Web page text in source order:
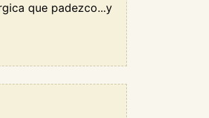
que padezco...y